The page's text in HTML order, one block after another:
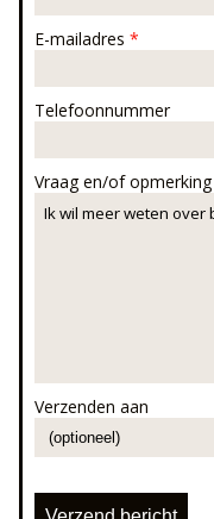
E-mailadres *
Telefoonnummer
Vraag en/of opmerking
Verzenden aan